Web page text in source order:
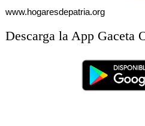
www.hogaresdepatria.org
Descarga la App Gaceta